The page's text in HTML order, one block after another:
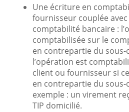
Une écriture en
fournisseur couplée
comptabilité bancaire :
comptabilisée sur le
en contrepartie du
l’opération est
client ou fournisseur si
en contrepartie du
exemple : un virement
TIP domicilié.